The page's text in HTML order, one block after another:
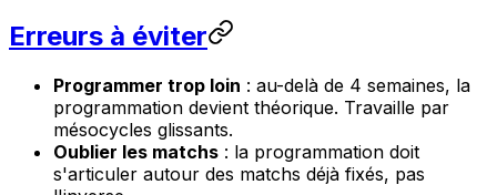
Erreurs à éviter
Programmer trop loin : au-delà de 4 semaines, la
programmation devient théorique. Travaille par
mésocycles glissants.
Oublier les matchs : la programmation doit
s'articuler autour des matchs déjà fixés, pas